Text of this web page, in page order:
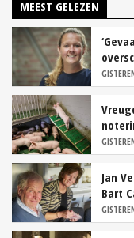
MEEST GELEZEN
Jan
Bart